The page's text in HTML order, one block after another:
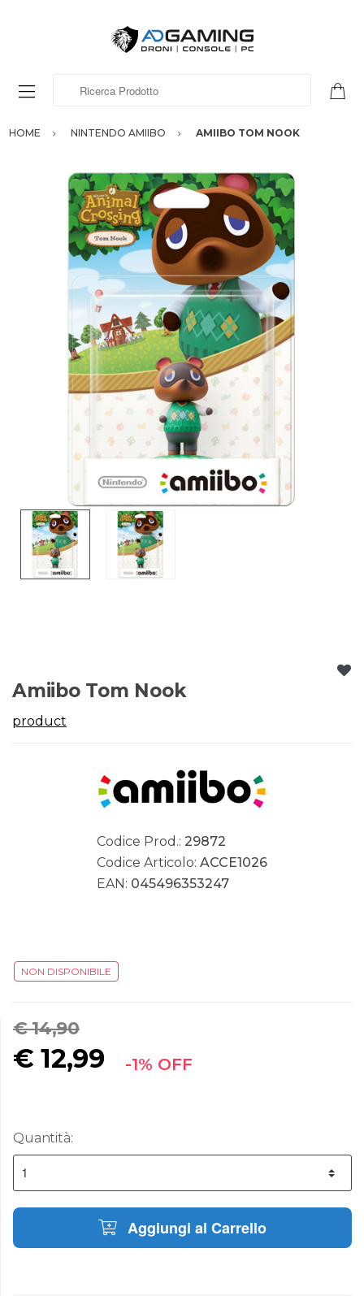
HOME NINTENDO AMIIBO AMIIBO TOM NOOK
Amiibo Tom Nook
product
Codice Prod.: 29872
Codice Articolo: ACCE1026
EAN: 045496353247
NON DISPONIBILE
€ 14,90
€12,99 -1% OFF
Quantità:
Aggiungi al Carrello